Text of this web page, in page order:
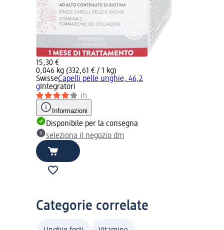
15,30 €
0,046 kg (332,61 € / 1 kg)
SwisseCapelli pelle unghie, 46,2
g Integratori
(1)
Informazioni
Disponibile per la consegna
seleziona il negozio dm
Categorie correlate